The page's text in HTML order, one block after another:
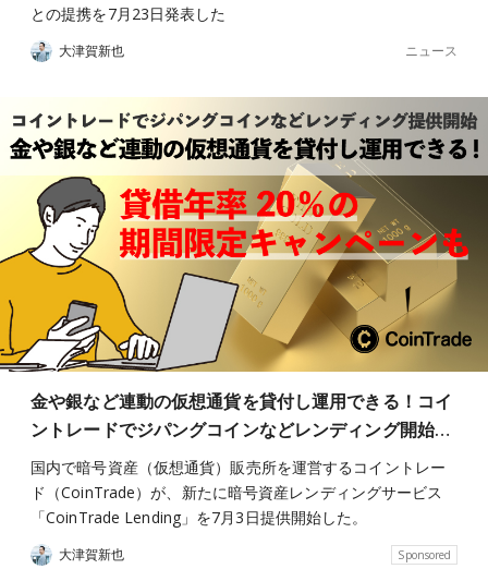
との提携を7月23日発表した
大津賀新也 ニュース
金や銀など連動の仮想通貨を貸付し運用できる！コイ
ントレードでジパングコインなどレンディング開始…
国内で暗号資産（仮想通貨）販売所を運営するコイントレー
ド（CoinTrade）が、新たに暗号資産レンディングサービス
「CoinTrade Lending」を7月3日提供開始した。
大津賀新也 Sponsored